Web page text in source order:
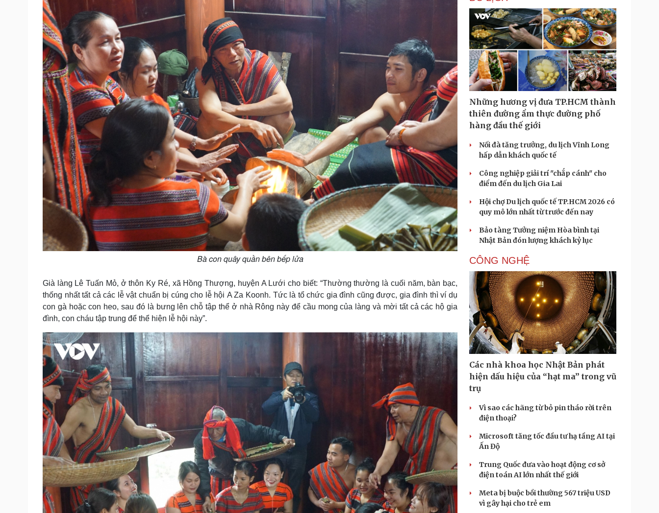
Bà con quây quần bên bếp lửa
Già làng Lê Tuấn Mỏ, ở thôn Ky Ré, xã Hồng Thượng, huyện A Lưới cho biết: “Thường thường là cuối năm, bàn bạc,
thống nhất tất cả các lễ vật chuẩn bị cúng cho lễ hội A Za Koonh. Tức là tổ chức gia đình cũng được, gia đình thì ví dụ
con gà hoặc con heo, sau đó là bưng lên chỗ tập thể ở nhà Rông này để cầu mong của làng và mời tất cả các hộ gia
đình, con cháu tập trung để thể hiện lễ hội này”.
Những hương vị đưa TP.HCM thành
thiên đường ẩm thực đường phố
hàng đầu thế giới
Nối đà tăng trưởng, du lịch Vĩnh Long
hấp dẫn khách quốc tế
Công nghiệp giải trí "chắp cánh" cho
điểm đến du lịch Gia Lai
Hội chợ Du lịch quốc tế TP.HCM 2026 có
quy mô lớn nhất từ trước đến nay
Bảo tàng Tưởng niệm Hòa bình tại
Nhật Bản đón lượng khách kỷ lục
CÔNG NGHỆ
Các nhà khoa học Nhật Bản phát
hiện dấu hiệu của “hạt ma” trong vũ
trụ
Vì sao các hãng từ bỏ pin tháo rời trên
điện thoại?
Microsoft tăng tốc đầu tư hạ tầng AI tại
Ấn Độ
Trung Quốc đưa vào hoạt động cơ sở
điện toán AI lớn nhất thế giới
Meta bị buộc bồi thường 567 triệu USD
vì gây hại cho trẻ em